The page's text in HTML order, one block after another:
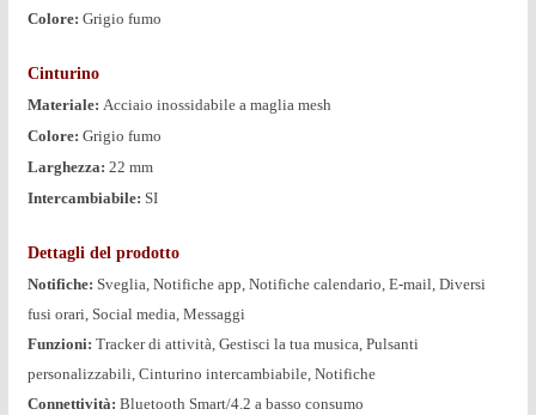
Colore: Grigio fumo
Cinturino
Materiale: Acciaio inossidabile a maglia mesh
Colore: Grigio fumo
Larghezza: 22 mm
Intercambiabile: SI
Dettagli del prodotto
Notifiche: Sveglia, Notifiche app, Notifiche calendario, E-mail, Diversi
fusi orari, Social media, Messaggi
Funzioni: Tracker di attività, Gestisci la tua musica, Pulsanti
personalizzabili, Cinturino intercambiabile, Notifiche
Connettività: Bluetooth Smart/4.2 a basso consumo